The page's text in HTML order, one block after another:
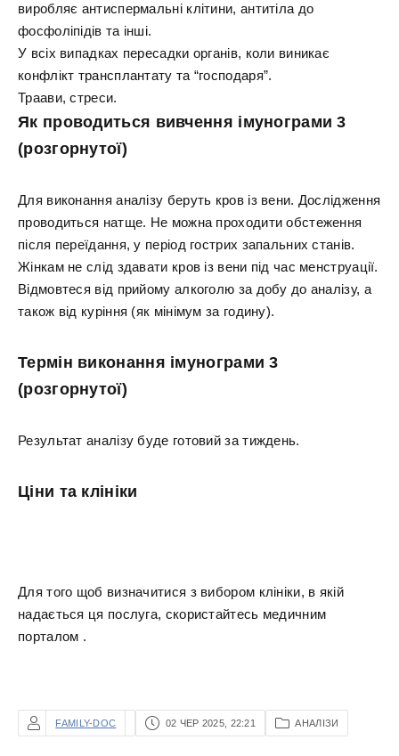
виробляє антиспермальні клітини, антитіла до
фосфоліпідів та інші.
У всіх випадках пересадки органів, коли виникає
конфлікт трансплантату та “господаря”.
Траави, стреси.
Як проводиться вивчення імунограми 3
(розгорнутої)
Для виконання аналізу беруть кров із вени. Дослідження
проводиться натще. Не можна проходити обстеження
після переїдання, у період гострих запальних станів.
Жінкам не слід здавати кров із вени під час менструації.
Відмовтеся від прийому алкоголю за добу до аналізу, а
також від куріння (як мінімум за годину).
Термін виконання імунограми 3
(розгорнутої)
Результат аналізу буде готовий за тиждень.
Ціни та клініки
Для того щоб визначитися з вибором клініки, в якій
надається ця послуга, скористайтесь медичним
порталом .
FAMILY-DOC 02 ЧЕР 2025, 22:21 АНАЛІЗИ